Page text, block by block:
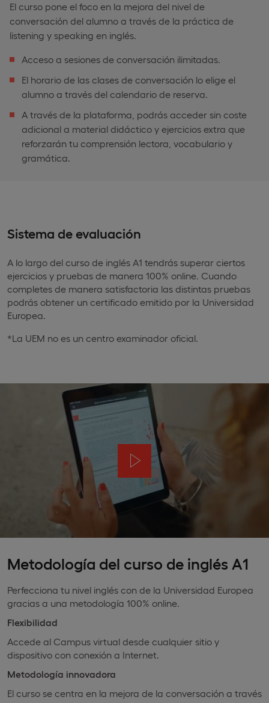
El curso pone el foco en la mejora del nivel de
conversación del alumno a través de la práctica de
listening y speaking en inglés.
Acceso a sesiones de conversación ilimitadas.
El horario de las clases de conversación lo elige el
alumno a través del calendario de reserva.
A través de la plataforma, podrás acceder sin coste
adicional a material didáctico y ejercicios extra que
reforzarán tu comprensión lectora, vocabulario y
gramática.
Sistema de evaluación
A lo largo del curso de inglés A1 tendrás superar ciertos
ejercicios y pruebas de manera 100% online. Cuando
completes de manera satisfactoria las distintas pruebas
podrás obtener un certificado emitido por la Universidad
Europea.
*La UEM no es un centro examinador oficial.
Metodología del curso de inglés A1
Perfecciona tu nivel inglés con de la Universidad Europea
gracias a una metodología 100% online.
Flexibilidad
Accede al Campus virtual desde cualquier sitio y
dispositivo con conexión a Internet.
Metodología innovadora
El curso se centra en la mejora de la conversación a través